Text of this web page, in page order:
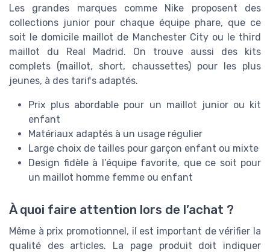
Les grandes marques comme Nike proposent des
collections junior pour chaque équipe phare, que ce
soit le domicile maillot de Manchester City ou le third
maillot du Real Madrid. On trouve aussi des kits
complets (maillot, short, chaussettes) pour les plus
jeunes, à des tarifs adaptés.
Prix plus abordable pour un maillot junior ou kit
enfant
Matériaux adaptés à un usage régulier
Large choix de tailles pour garçon enfant ou mixte
Design fidèle à l’équipe favorite, que ce soit pour
un maillot homme femme ou enfant
À quoi faire attention lors de l’achat ?
Même à prix promotionnel, il est important de vérifier la
qualité des articles. La page produit doit indiquer